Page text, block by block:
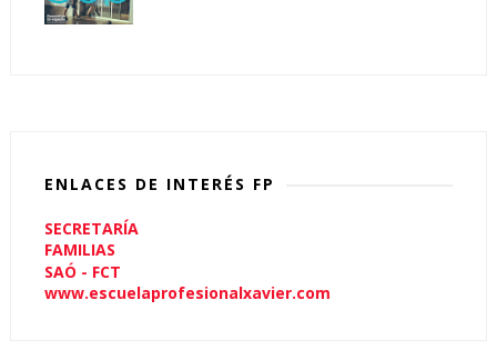
ENLACES DE INTERÉS FP
SECRETARÍA
FAMILIAS
SAÓ - FCT
www.escuelaprofesionalxavier.com